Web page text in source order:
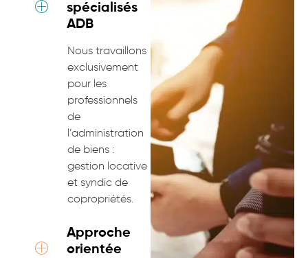
spécialisés
ADB
Nous travaillons
exclusivement
pour les
professionnels
de
l’administration
de biens :
gestion locative
et syndic de
copropriétés.
Approche
orientée